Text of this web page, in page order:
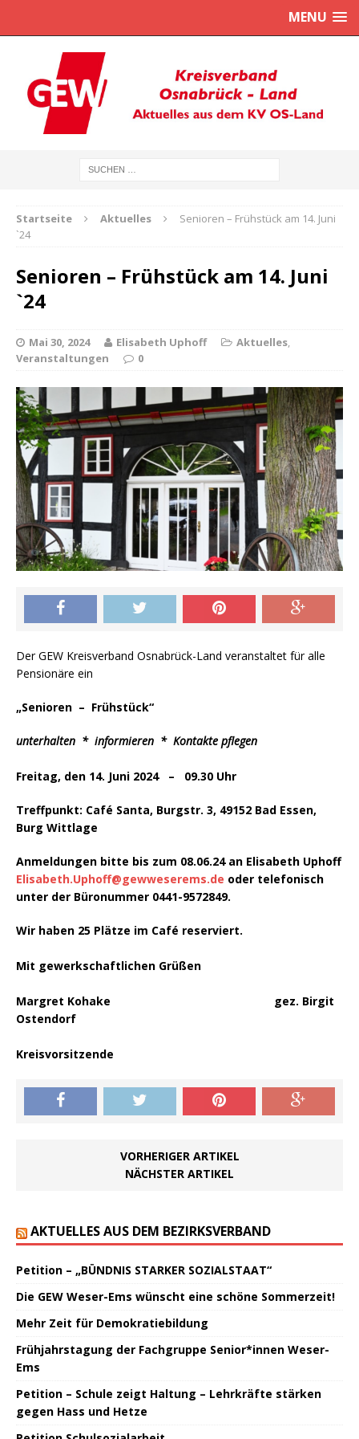
MENU
Startseite Aktuelles
Senioren – Frühstück am 14. Juni
`24
Senioren – Frühstück am 14. Juni
`24
Mai 30, 2024 Elisabeth Uphoff Aktuelles,
Veranstaltungen
0
Der GEW Kreisverband Osnabrück-Land veranstaltet für alle
Pensionäre ein
„Senioren – Frühstück“
unterhalten * informieren * Kontakte pflegen
Freitag, den 14. Juni 2024 – 09.30 Uhr
Treffpunkt: Café Santa, Burgstr. 3, 49152 Bad Essen,
Burg Wittlage
Anmeldungen bitte bis zum 08.06.24 an Elisabeth Uphoff
Elisabeth.Uphoff@gewweserems.de oder telefonisch
unter der Büronummer 0441-9572849.
Wir haben 25 Plätze im Café reserviert.
Mit gewerkschaftlichen Grüßen
Margret Kohake gez. Birgit
Ostendorf
Kreisvorsitzende
VORHERIGER ARTIKEL
NÄCHSTER ARTIKEL
AKTUELLES AUS DEM BEZIRKSVERBAND
Petition – „BÜNDNIS STARKER SOZIALSTAAT“
Die GEW Weser-Ems wünscht eine schöne Sommerzeit!
Mehr Zeit für Demokratiebildung
Frühjahrstagung der Fachgruppe Senior*innen Weser-
Ems
Petition – Schule zeigt Haltung – Lehrkräfte stärken
gegen Hass und Hetze